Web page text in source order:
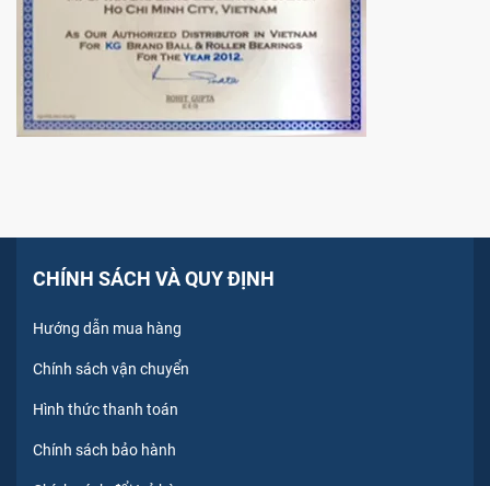
CHÍNH SÁCH VÀ QUY ĐỊNH
Hướng dẫn mua hàng
Chính sách vận chuyển
Hình thức thanh toán
Chính sách bảo hành